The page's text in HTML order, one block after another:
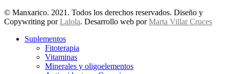
© Manxarico. 2021. Todos los derechos reservados. Diseño y
Copywriting porLalola. Desarrollo web porMarta Villar Cruces
Suplementos
Fitoterapia
Vitaminas
Minerales y oligoelementos